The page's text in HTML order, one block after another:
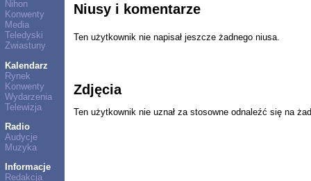
Nihon
Konwenty
Media
Teledyski
Zwiastuny
Kalendarz
Rynek
Konwenty
Wydarzenia
Telewizja
Radio
Audycje
Muzyka
Informacje
Redakcja
Niusy i komentarze
Ten użytkownik nie napisał jeszcze żadnego niusa.
Zdjęcia
Ten użytkownik nie uznał za stosowne odnaleźć się na